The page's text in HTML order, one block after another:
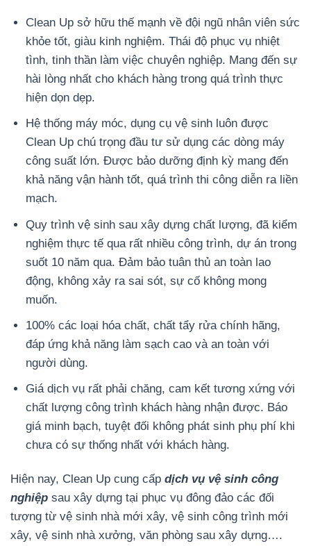
Clean Up sở hữu thế mạnh về đội ngũ nhân viên sức
khỏe tốt, giàu kinh nghiệm. Thái độ phục vụ nhiệt
tình, tinh thần làm việc chuyên nghiệp. Mang đến sự
hài lòng nhất cho khách hàng trong quá trình thực
hiện dọn dẹp.
Hệ thống máy móc, dụng cụ vệ sinh luôn được
Clean Up chú trọng đầu tư sử dụng các dòng máy
công suất lớn. Được bảo dưỡng định kỳ mang đến
khả năng vận hành tốt, quá trình thi công diễn ra liền
mạch.
Quy trình vệ sinh sau xây dựng chất lượng, đã kiểm
nghiệm thực tế qua rất nhiều công trình, dự án trong
suốt 10 năm qua. Đảm bảo tuân thủ an toàn lao
động, không xảy ra sai sót, sự cố không mong
muốn.
100% các loại hóa chất, chất tẩy rửa chính hãng,
đáp ứng khả năng làm sạch cao và an toàn với
người dùng.
Giá dịch vụ rất phải chăng, cam kết tương xứng với
chất lượng công trình khách hàng nhận được. Báo
giá minh bạch, tuyệt đối không phát sinh phụ phí khi
chưa có sự thống nhất với khách hàng.
Hiện nay, Clean Up cung cấp dịch vụ vệ sinh công
nghiệp sau xây dựng tại phục vụ đông đảo các đối
tượng từ vệ sinh nhà mới xây, vệ sinh công trình mới
xây, vệ sinh nhà xưởng, văn phòng sau xây dựng….